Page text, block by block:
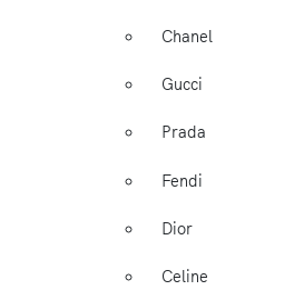
Chanel
Gucci
Prada
Fendi
Dior
Celine